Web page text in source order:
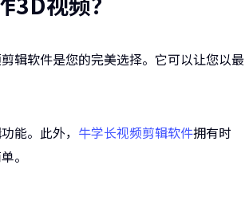
辑软件是您的完美选择。它可以让您以最
能。此外， 牛学长视频剪辑软件拥有时
。